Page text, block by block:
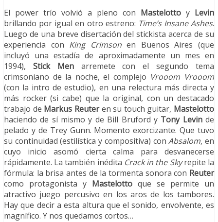
El power trío volvió a pleno con Mastelotto y Levin
brillando por igual en otro estreno: Time’s Insane Ashes.
Luego de una breve disertación del stickista acerca de su
experiencia con King Crimsonen Buenos Aires (que
incluyó una estadía de aproximadamente un mes en
1994), Stick Menarremete con el segundo tema
crimsoniano de la noche, el complejo Vrooom Vrooom
(con la intro de estudio), en una relectura más directa y
más rocker (si cabe) que la original, con un destacado
trabajo de Markus Reuteren su touch guitar, Mastelotto
haciendo de sí mismo y de Bill Bruford y Tony Levinde
pelado y de Trey Gunn. Momento exorcizante. Que tuvo
su continuidad (estilística y compositiva) conAbsalom, en
cuyo inicio asomó cierta calma para desvanecerse
rápidamente. La también inédita Crack in the Skyrepite la
fórmula: la brisa antes de la tormenta sonora con Reuter
como protagonista y Mastelotto que se permite un
atractivo juego percusivo en los aros de los tambores.
Hay que decir a esta altura que el sonido, envolvente, es
magnífico. Y nos quedamos cortos…